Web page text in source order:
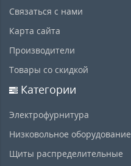
Связаться с нами
Карта сайта
Производители
Товары со скидкой
Категории
Электрофурнитура
Низковольное оборудование
Щиты распределительные